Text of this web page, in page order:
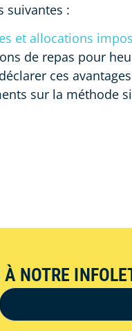
suivantes :
et allocations
de repas pour
ces
sur la méthode
NOTRE